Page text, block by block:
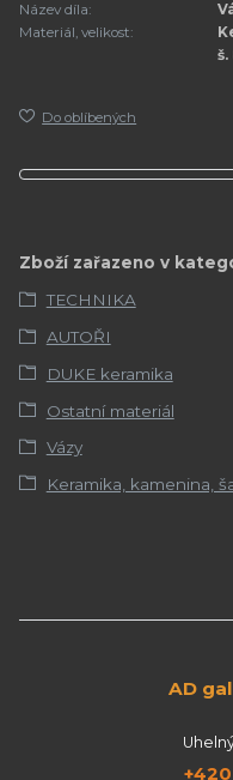
Název díla:
Materiál, velikost:
š.
Do oblíbených
Zboží zařazeno v
TECHNIKA
AUTOŘI
DUKE keramika
Ostatní materiál
Vázy
Keramika, kamenina,
AD